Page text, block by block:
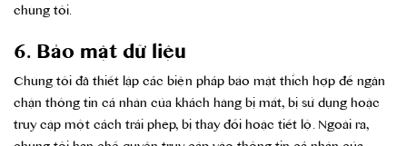
chúng tôi.
6. Bảo mật dữ liệu
Chúng tôi đã thiết lập các biện pháp bảo mật thích hợp để ngăn
chặn thông tin cá nhân của khách hàng bị mất, bị sử dụng hoặc
truy cập một cách trái phép, bị thay đổi hoặc tiết lộ. Ngoài ra,